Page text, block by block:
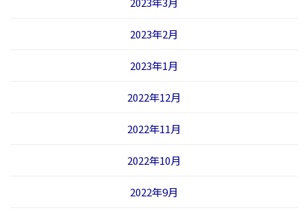
2023年2月
2023年1月
2022年12月
2022年11月
2022年10月
2022年9月